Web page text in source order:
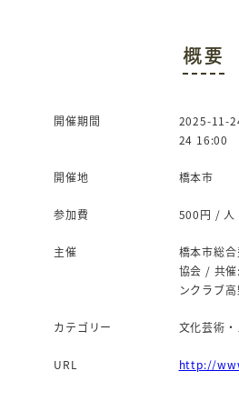
概要
開催期間
2025-11-
24 16:00
開催地 橋本市
参加費 500円 / 人
主催
橋本市総
協会 / 共催
ンクラブ高
カテゴリー 文化芸術
URL http://